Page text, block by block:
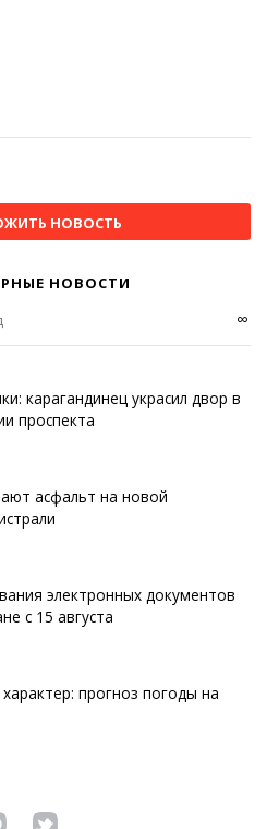
НОВОСТЬ
НОВОСТИ
∞
карагандинец украсил двор в
проспекта
асфальт на новой
электронных документов
с 15 августа
прогноз погоды на